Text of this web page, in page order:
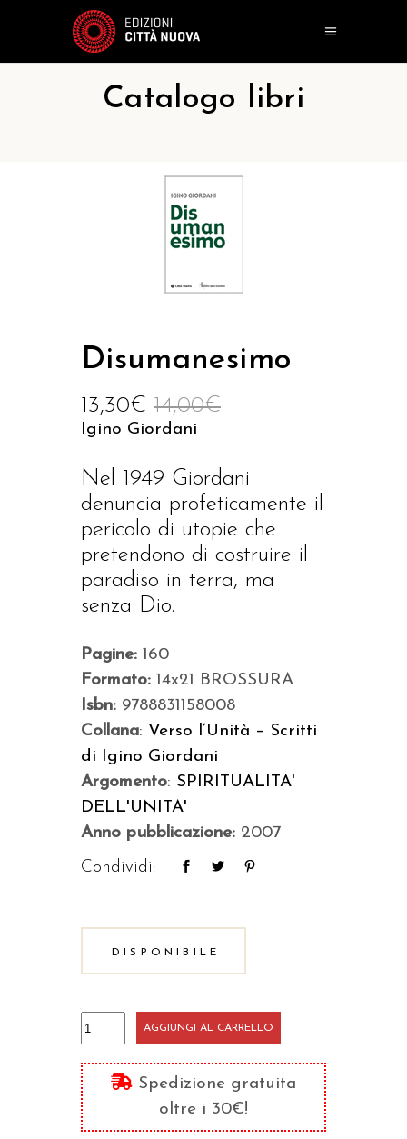
Catalogo libri
Disumanesimo
14,00€
13,30€
Igino Giordani
Nel 1949 Giordani
denuncia profeticamente il
pericolo di utopie che
pretendono di costruire il
paradiso in terra, ma
senza Dio.
Pagine: 160
Formato: 14x21 BROSSURA
Isbn: 9788831158008
Collana: Verso l’Unità – Scritti
di Igino Giordani
Argomento: SPIRITUALITA'
DELL'UNITA'
Anno pubblicazione: 2007
Condividi:
DISPONIBILE
Disumanesimo
quantità
AGGIUNGI AL CARRELLO
Spedizione gratuita
oltre i 30€!